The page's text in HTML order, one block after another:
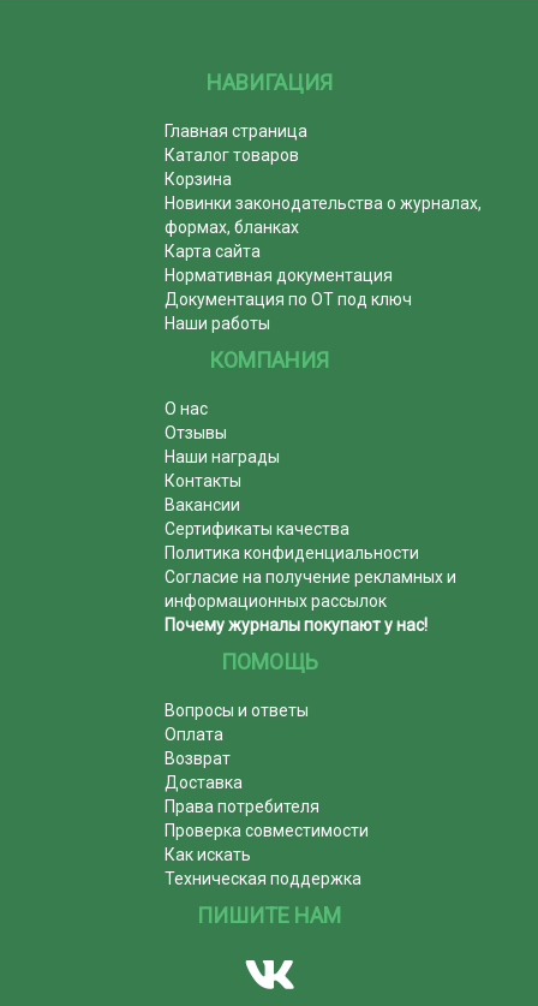
НАВИГАЦИЯ
Главная страница
Каталог товаров
Корзина
Новинки законодательства о журналах,
формах, бланках
Карта сайта
Нормативная документация
Документация по ОТ под ключ
Наши работы
КОМПАНИЯ
О нас
Отзывы
Наши награды
Контакты
Вакансии
Сертификаты качества
Политика конфиденциальности
Согласие на получение рекламных и
информационных рассылок
Почему журналы покупают у нас!
ПОМОЩЬ
Вопросы и ответы
Оплата
Возврат
Доставка
Права потребителя
Проверка совместимости
Как искать
Техническая поддержка
ПИШИТЕ НАМ